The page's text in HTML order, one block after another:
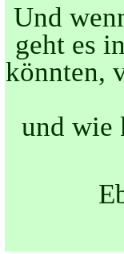
Und
geht es
könnten,
und wie